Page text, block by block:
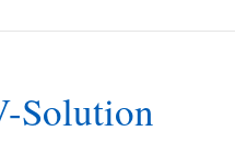
Solution